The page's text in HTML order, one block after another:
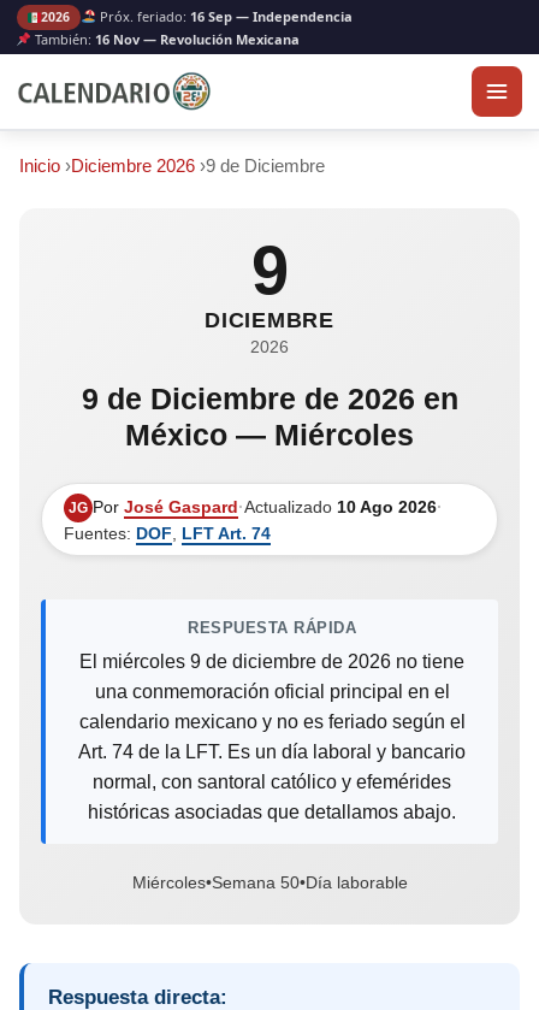
2026 Próx. feriado: 16 Sep — Independencia
También: 16 Nov — Revolución Mexicana
Inicio ›Diciembre 2026 ›9 de Diciembre
9
DICIEMBRE
2026
9 de Diciembre de 2026 en
México — Miércoles
JG Por José Gaspard·Actualizado 10 Ago 2026·
Fuentes: DOF LFT Art. 74
RESPUESTA RÁPIDA
El miércoles 9 de diciembre de 2026 no tiene
una conmemoración oficial principal en el
calendario mexicano y no es feriado según el
Art. 74 de la LFT. Es un día laboral y bancario
normal, con santoral católico y efemérides
históricas asociadas que detallamos abajo.
Miércoles•Semana 50•Día laborable
Respuesta directa: